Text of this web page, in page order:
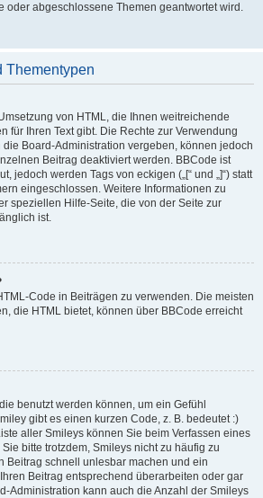
oder abgeschlossene Themen geantwortet wird.
Thementypen
von HTML, die Ihnen weitreichende
für Ihren Text gibt. Die Rechte zur Verwendung
Board-Administration vergeben, können jedoch
Beitrag deaktiviert werden. BBCode ist
jedoch werden Tags von eckigen („[“ und „]“) statt
eingeschlossen. Weitere Informationen zu
speziellen Hilfe-Seite, die von der Seite zur
ist.
Code in Beiträgen zu verwenden. Die meisten
die HTML bietet, können über BBCode erreicht
benutzt werden können, um ein Gefühl
gibt es einen kurzen Code, z. B. bedeutet :)
aller Smileys können Sie beim Verfassen eines
bitte trotzdem, Smileys nicht zu häufig zu
Beitrag schnell unlesbar machen und ein
Beitrag entsprechend überarbeiten oder gar
Administration kann auch die Anzahl der Smileys